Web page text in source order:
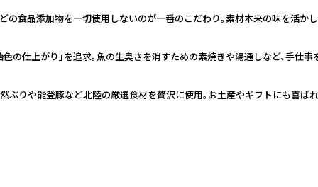
の食品添加物を一切使用しないのが一番のこだわり。素材本来の味を活か
の仕上がり」を追求。魚の生臭さを消すための素焼きや湯通しなど、手仕
ぶりや能登豚など北陸の厳選食材を贅沢に使用。お土産やギフトにも喜ば